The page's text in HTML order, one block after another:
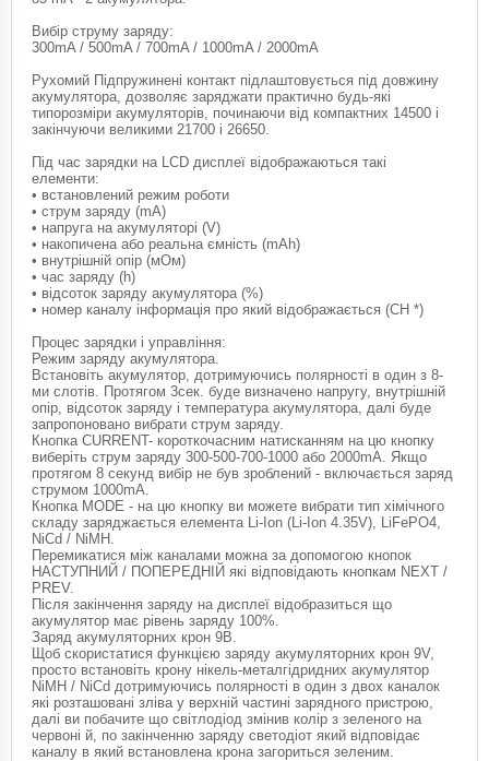
Вибір струму заряду:
300mA / 500mA / 700mA / 1000mA / 2000mA
Рухомий Підпружинені контакт підлаштовується під довжину
акумулятора, дозволяє заряджати практично будь-які
типорозміри акумуляторів, починаючи від компактних 14500 і
закінчуючи великими 21700 і 26650.
Під час зарядки на LCD дисплеї відображаються такі
елементи:
• встановлений режим роботи
• струм заряду (mA)
• напруга на акумуляторі (V)
• накопичена або реальна ємність (mAh)
• внутрішній опір (мОм)
• час заряду (h)
• відсоток заряду акумулятора (%)
• номер каналу інформація про який відображається (CH *)
Процес зарядки і управління:
Режим заряду акумулятора.
Встановіть акумулятор, дотримуючись полярності в один з 8-
ми слотів. Протягом 3сек. буде визначено напругу, внутрішній
опір, відсоток заряду і температура акумулятора, далі буде
запропоновано вибрати струм заряду.
Кнопка CURRENT- короткочасним натисканням на цю кнопку
виберіть струм заряду 300-500-700-1000 або 2000mA. Якщо
протягом 8 секунд вибір не був зроблений - включається заряд
струмом 1000mA.
Кнопка MODE - на цю кнопку ви можете вибрати тип хімічного
складу заряджається елемента Li-Ion (Li-Ion 4.35V), LiFePO4,
NiCd / NiMH.
Перемикатися між каналами можна за допомогою кнопок
НАСТУПНИЙ / ПОПЕРЕДНІЙ які відповідають кнопкам NEXT /
PREV.
Після закінчення заряду на дисплеї відобразиться що
акумулятор має рівень заряду 100%.
Заряд акумуляторних крон 9В.
Щоб скористатися функцією заряду акумуляторних крон 9V,
просто встановіть крону нікель-металгідридних акумулятор
NiMH / NiCd дотримуючись полярності в один з двох каналок
які розташовані зліва у верхній частині зарядного пристрою,
далі ви побачите що світлодіод змінив колір з зеленого на
червоні й, по закінченню заряду светодіот який відповідає
каналу в який встановлена крона загориться зеленим.